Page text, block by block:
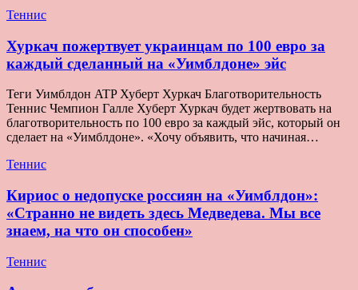
Теннис
Хуркач пожертвует украинцам по 100 евро за
каждый сделанный на «Уимблдоне» эйс
Теги Уимблдон ATP Хуберт Хуркач Благотворительность
Теннис Чемпион Галле Хуберт Хуркач будет жертвовать на
благотворительность по 100 евро за каждый эйс, который он
сделает на «Уимблдоне». «Хочу объявить, что начиная…
Теннис
Кириос о недопуске россиян на «Уимблдон»:
«Странно не видеть здесь Медведева. Мы все
знаем, на что он способен»
Теннис